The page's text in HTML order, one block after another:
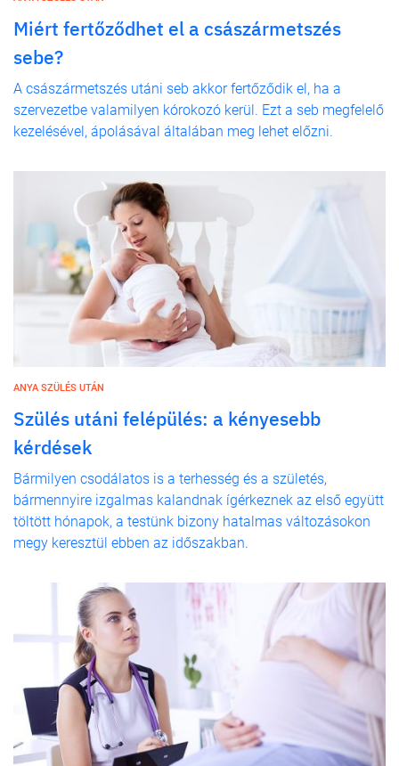
Miért fertőződhet el a császármetszés
sebe?
A császármetszés utáni seb akkor fertőződik el, ha a
szervezetbe valamilyen kórokozó kerül. Ezt a seb megfelelő
kezelésével, ápolásával általában meg lehet előzni.
ANYA SZÜLÉS UTÁN
Szülés utáni felépülés: a kényesebb
kérdések
Bármilyen csodálatos is a terhesség és a születés,
bármennyire izgalmas kalandnak ígérkeznek az első együtt
töltött hónapok, a testünk bizony hatalmas változásokon
megy keresztül ebben az időszakban.